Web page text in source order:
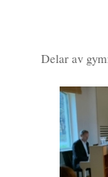
Delar av